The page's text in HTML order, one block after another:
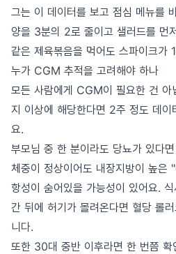
그는 이 데이터를 보고 점심 메뉴를
양을 3분의 2로 줄이고 샐러드를 먼
같은 제육볶음을 먹어도 스파이크
누가 CGM 추적을 고려해야 하나
모든 사람에게 CGM이 필요한 건 아
지 이상에 해당한다면 2주 정도 데이
요.
부모님 중 한 분이라도 당뇨가 있다
체중이 정상이어도 내장지방이 높은
항성이 숨어있을 가능성이 있어요.
간 뒤에 허기가 몰려온다면 혈당 롤
니다.
또한 30대 중반 이후라면 한 번쯤 확